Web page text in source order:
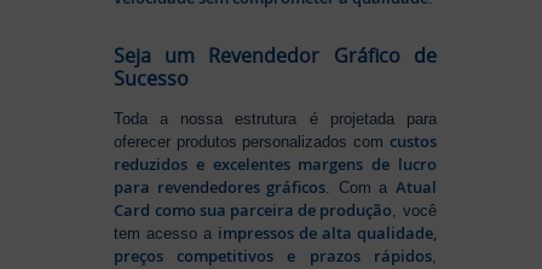
Seja um Revendedor Gráfico de
Sucesso
Toda a nossa estrutura é projetada para
oferecer produtos personalizados com custos
reduzidos e excelentes margens de lucro
para revendedores gráficos. Com a Atual
Card como sua parceira de produção, você
tem acesso a impressos de alta qualidade,
preços competitivos e prazos rápidos,